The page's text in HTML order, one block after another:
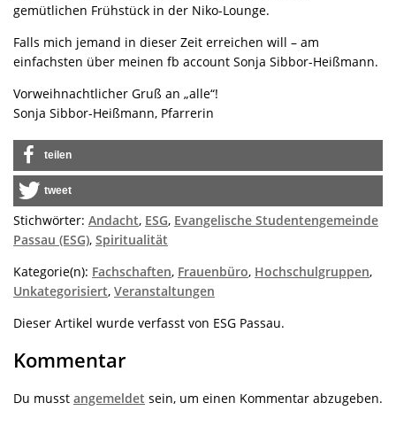
gemütlichen Frühstück in der Niko-Lounge.
Falls mich jemand in dieser Zeit erreichen will – am
einfachsten über meinen fb account Sonja Sibbor-Heißmann.
Vorweihnachtlicher Gruß an „alle“!
Sonja Sibbor-Heißmann, Pfarrerin
teilen
tweet
Stichwörter: Andacht, ESG, Evangelische Studentengemeinde
Passau (ESG), Spiritualität
Kategorie(n): Fachschaften, Frauenbüro, Hochschulgruppen,
Unkategorisiert, Veranstaltungen
Dieser Artikel wurde verfasst von ESG Passau.
Kommentar
Du musst angemeldet sein, um einen Kommentar abzugeben.